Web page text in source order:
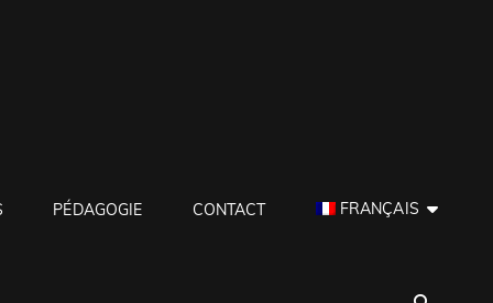
PÉDAGOGIE CONTACT FRANÇAIS